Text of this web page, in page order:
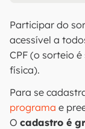
Participar do
acessível a
CPF (o sorteio
física).
Para se
programa e
O cadastro é